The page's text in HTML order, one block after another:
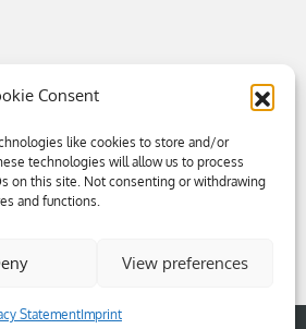
Consent
like cookies to store and/or
technologies will allow us to process
on this site. Not consenting or withdrawing
and functions.
View preferences
StatementImprint